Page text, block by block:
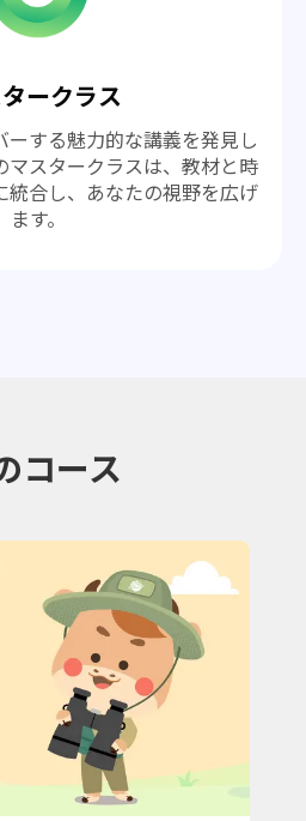
ークラス
ーする魅力的な講義を発見し
マスタークラスは、教材と時
統合し、あなたの視野を広げ
ます。
コース